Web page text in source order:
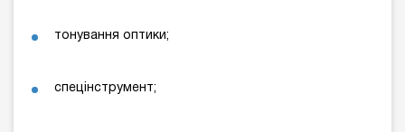
тонування оптики;
спецінструмент;